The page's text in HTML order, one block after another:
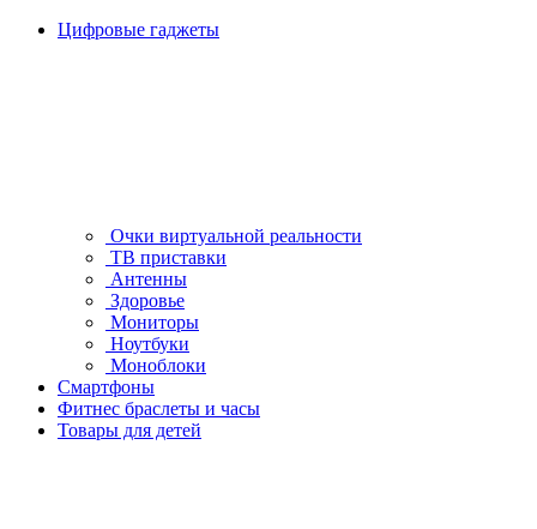
Цифровые гаджеты
Очки виртуальной реальности
ТВ приставки
Антенны
Здоровье
Мониторы
Ноутбуки
Моноблоки
Смартфоны
Фитнес браслеты и часы
Товары для детей